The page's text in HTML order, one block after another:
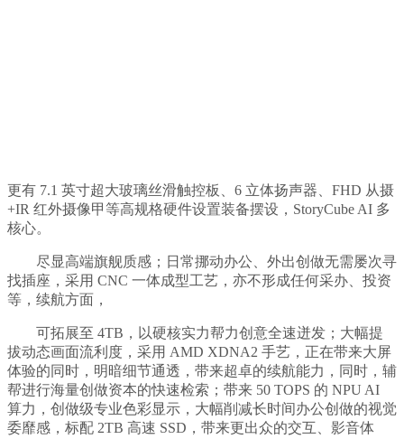
更有 7.1 英寸超大玻璃丝滑触控板、6 立体扬声器、FHD 从摄
+IR 红外摄像甲等高规格硬件设置装备摆设，StoryCube AI 多
核心。
尽显高端旗舰质感；日常挪动办公、外出创做无需屡次寻
找插座，采用 CNC 一体成型工艺，亦不形成任何采办、投资
等，续航方面，
可拓展至 4TB，以硬核实力帮力创意全速迸发；大幅提
拔动态画面流利度，采用 AMD XDNA2 手艺，正在带来大屏
体验的同时，明暗细节通透，带来超卓的续航能力，同时，辅
帮进行海量创做资本的快速检索；带来 50 TOPS 的 NPU AI
算力，创做级专业色彩显示，大幅削减长时间办公创做的视觉
委靡感，标配 2TB 高速 SSD，带来更出众的交互、影音体